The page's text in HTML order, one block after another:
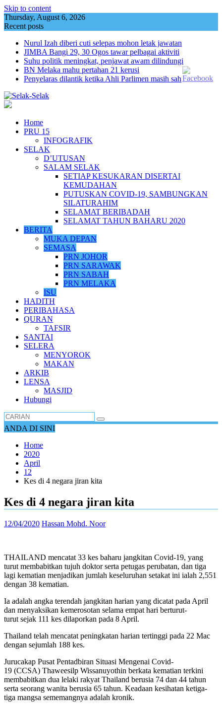
Skip to content
Thursday, August 6, 2026
Recent posts
Nurul Izah diberi cuti selepas mohon letak jawatan
JIMBA Bangi 29, 30 Ogos tawar pelbagai aktiviti
Suhu politik meningkat, penjawat awam dilindungi
BN Melaka mahu pertahan 21 kerusi
Penyelaras dilantik ketika Ahli Parlimen masih sah
Home
PRU 15
INFOGRAFIK
SELAK
D’UTUSAN
SALAM SELAK
SETIAP KESUKARAN DISERTAI
KEMUDAHAN
PUTUSKAN COVID-19, SAMBUNGKAN
SILATURAHIM
SELAMAT BERIBADAH
SELAMAT TAHUN BAHARU 2020
BERITA
MUKA DEPAN
SEMASA
PRN JOHOR
PRN SARAWAK
PRN SABAH
PRN MELAKA
ISU
HADITH
PERIBAHASA
QURAN
TAFSIR
SANTAI
SELERA
MENYOROK
MAKAN
ARKIB
LENSA
MASJID
Hubungi
ANDA DI SINI
Home
2020
April
12
Kes di 4 negara jiran kita
Kes di 4 negara jiran kita
12/04/2020 Hassan Mohd. Noor
THAILAND mencatat 33 kes baharu jangkitan Covid-19, yang
turut membabitkan tujuh doktor serta petugas perubatan, dan tiga
lagi kematian menjadikan jumlah keseluruhan setakat ini ialah 2,551
dengan 38 kematian.
Ia adalah angka terendah jangkitan harian yang dicatat pada April
dan menyaksikan kemerosotan selama empat hari berturut-
turut sejak 111 kes dilaporkan pada 8 April.
Thailand telah mencatat peningkatan harian tertinggi pada 22 Mac
dengan sejumlah 188 kes.
Jurucakap Pusat Pentadbiran Situasi Mengenai Covid-
19 (CCSA) Thaweesilp Wissanuyothin berkata kematian terkini
membabitkan dua lelaki rakyat Thailand berusia 74 dan 44 tahun
serta seorang wanita berusia 65 tahun. Keadaan kesihatan ketiga-
tiga mangsa sememangnya adalah kronik.